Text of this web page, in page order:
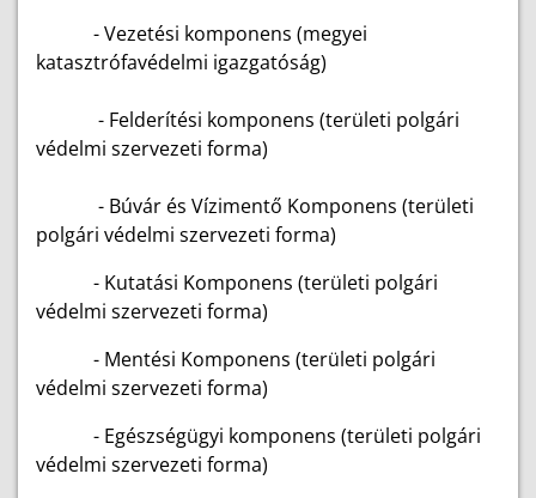
- Vezetési komponens (megyei
katasztrófavédelmi igazgatóság)
- Felderítési komponens (területi polgári
védelmi szervezeti forma)
- Búvár és Vízimentő Komponens (területi
polgári védelmi szervezeti forma)
- Kutatási Komponens (területi polgári
védelmi szervezeti forma)
- Mentési Komponens (területi polgári
védelmi szervezeti forma)
- Egészségügyi komponens (területi polgári
védelmi szervezeti forma)